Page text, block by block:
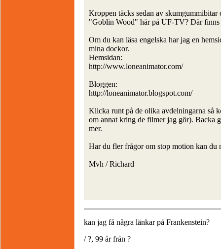
Kroppen täcks sedan av
"Goblin Wood" här på UF-TV? Där finns
Om du kan läsa engelska har jag en
mina dockor.
Hemsidan:
http://www.loneanimator.com/
Bloggen:
http://loneanimator.blogspot.com/
Klicka runt på de olika avdelningarna så
om annat kring de filmer jag gör). Backa
mer.
Har du fler frågor om stop motion kan du
Mvh / Richard
kan jag få några länkar på Frankenstein?
/ ?, 99 år från ?